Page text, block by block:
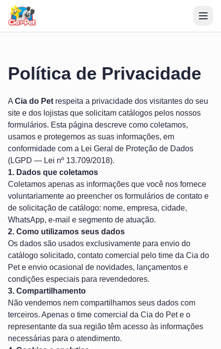
Política de Privacidade
A Cia do Pet respeita a privacidade dos visitantes do seu
site e dos lojistas que solicitam catálogos pelos nossos
formulários. Esta página descreve como coletamos,
usamos e protegemos as suas informações, em
conformidade com a Lei Geral de Proteção de Dados
(LGPD — Lei nº 13.709/2018).
1. Dados que coletamos
Coletamos apenas as informações que você nos fornece
voluntariamente ao preencher os formulários de contato e
de solicitação de catálogo: nome, empresa, cidade,
WhatsApp, e-mail e segmento de atuação.
2. Como utilizamos seus dados
Os dados são usados exclusivamente para envio do
catálogo solicitado, contato comercial pelo time da Cia do
Pet e envio ocasional de novidades, lançamentos e
condições especiais para revendedores.
3. Compartilhamento
Não vendemos nem compartilhamos seus dados com
terceiros. Apenas o time comercial da Cia do Pet e o
representante da sua região têm acesso às informações
necessárias para o atendimento.